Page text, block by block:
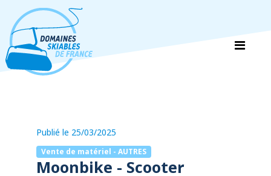
Publié le 25/03/2025
Vente de matériel - AUTRES
Moonbike - Scooter
Panneau de gestion des cookies